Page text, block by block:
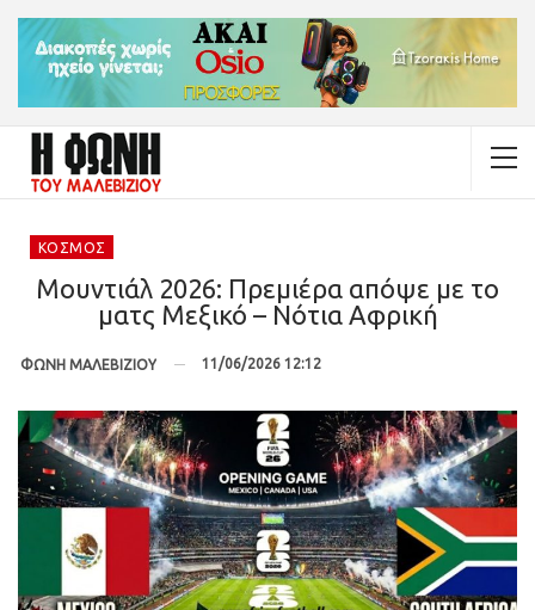
ΚΌΣΜΟΣ
Μουντιάλ 2026: Πρεμιέρα απόψε με το
ματς Μεξικό – Νότια Αφρική
ΦΩΝΗ ΜΑΛΕΒΙΖΙΟΥ 11/06/2026 12:12